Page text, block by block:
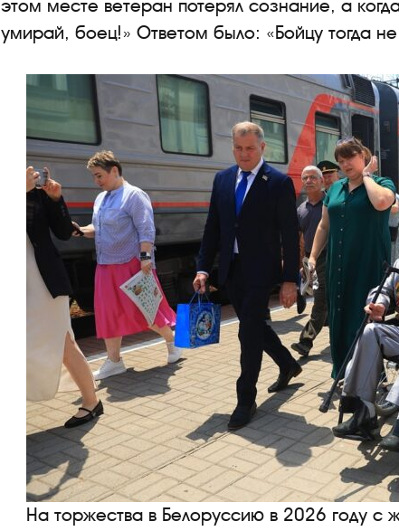
этом месте ветеран потерял сознание, а
умирай, боец!» Ответом было: «Бойцу тогда
На торжества в Белоруссию в 2026 году с